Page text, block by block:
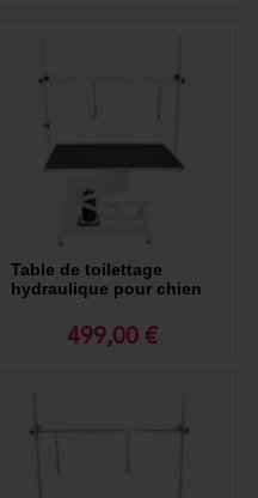
Table de toilettage
hydraulique pour chien
499,00 €